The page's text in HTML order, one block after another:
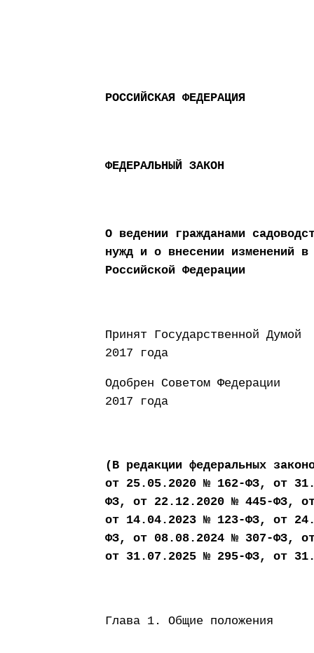
РОССИЙСКАЯ ФЕДЕРАЦИЯ
ФЕДЕРАЛЬНЫЙ ЗАКОН
О ведении гражданами
нужд и о внесении изменений в
Российской Федерации
Принят
2017 года
Одобрен
2017 года
(В редакции федеральных
от 25.05.2020 № 162-ФЗ, от
ФЗ, от 22.12.2020 № 445-ФЗ,
от 14.04.2023 № 123-ФЗ, от
ФЗ, от 08.08.2024 № 307-ФЗ,
от 31.07.2025 № 295-ФЗ, от
Глава 1. Общие положения